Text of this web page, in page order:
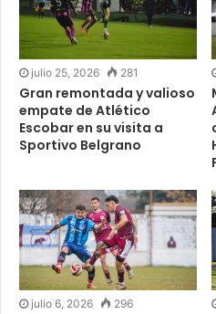
julio 25, 2026 281
Gran remontada y valioso
empate de Atlético
Escobar en su visita a
Sportivo Belgrano
julio 6, 2026 296